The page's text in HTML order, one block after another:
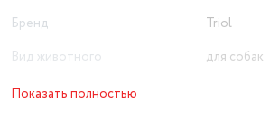
Бренд
Triol
Вид животного
для собак
Особенности товара для
Показать полностью